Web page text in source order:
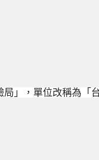
」，單位改稱為「